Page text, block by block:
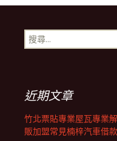
導
覽
列
搜
尋
近期文章
竹北票貼專業屋瓦專業
販加盟常見楠梓汽車借款